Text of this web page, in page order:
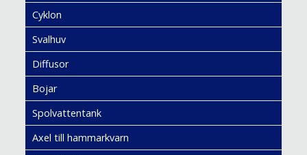
Cyklon
Svalhuv
Diffusor
Bojar
Spolvattentank
Axel till hammarkvarn